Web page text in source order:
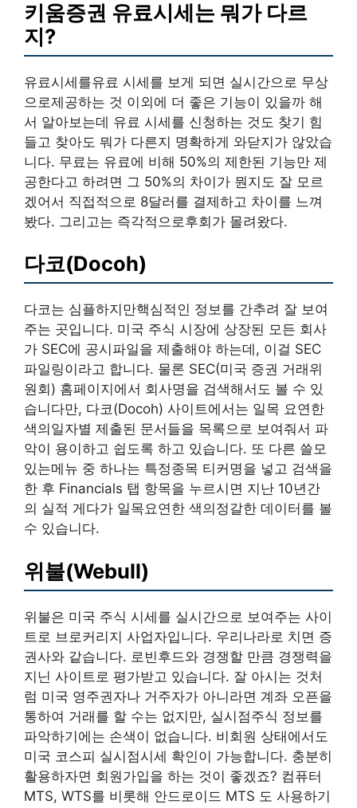
키움증권 유료시세는 뭐가 다르
지?
유료시세를유료 시세를 보게 되면 실시간으로 무상
으로제공하는 것 이외에 더 좋은 기능이 있을까 해
서 알아보는데 유료 시세를 신청하는 것도 찾기 힘
들고 찾아도 뭐가 다른지 명확하게 와닫지가 않았습
니다. 무료는 유료에 비해 50%의 제한된 기능만 제
공한다고 하려면 그 50%의 차이가 뭔지도 잘 모르
겠어서 직접적으로 8달러를 결제하고 차이를 느껴
봤다. 그리고는 즉각적으로후회가 몰려왔다.
다코(Docoh)
다코는 심플하지만핵심적인 정보를 간추려 잘 보여
주는 곳입니다. 미국 주식 시장에 상장된 모든 회사
가 SEC에 공시파일을 제출해야 하는데, 이걸 SEC
파일링이라고 합니다. 물론 SEC(미국 증권 거래위
원회) 홈페이지에서 회사명을 검색해서도 볼 수 있
습니다만, 다코(Docoh) 사이트에서는 일목 요연한
색의일자별 제출된 문서들을 목록으로 보여줘서 파
악이 용이하고 쉽도록 하고 있습니다. 또 다른 쓸모
있는메뉴 중 하나는 특정종목 티커명을 넣고 검색을
한 후 Financials 탭 항목을 누르시면 지난 10년간
의 실적 게다가 일목요연한 색의정갈한 데이터를 볼
수 있습니다.
위불(Webull)
위불은 미국 주식 시세를 실시간으로 보여주는 사이
트로 브로커리지 사업자입니다. 우리나라로 치면 증
권사와 같습니다. 로빈후드와 경쟁할 만큼 경쟁력을
지닌 사이트로 평가받고 있습니다. 잘 아시는 것처
럼 미국 영주권자나 거주자가 아니라면 계좌 오픈을
통하여 거래를 할 수는 없지만, 실시점주식 정보를
파악하기에는 손색이 없습니다. 비회원 상태에서도
미국 코스피 실시점시세 확인이 가능합니다. 충분히
활용하자면 회원가입을 하는 것이 좋겠죠? 컴퓨터
MTS, WTS를 비롯해 안드로이드 MTS 도 사용하기